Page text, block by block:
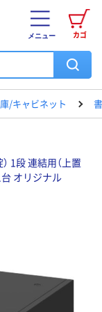
カゴ
メニュー
/キャビネット
1段 連結用（上置
オリジナル